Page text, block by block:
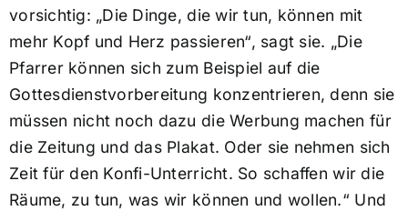
vorsichtig: „Die Dinge, die wir tun, können mit
mehr Kopf und Herz passieren“, sagt sie. „Die
Pfarrer können sich zum Beispiel auf die
Gottesdienstvorbereitung konzentrieren, denn sie
müssen nicht noch dazu die Werbung machen für
die Zeitung und das Plakat. Oder sie nehmen sich
Zeit für den Konfi-Unterricht. So schaffen wir die
Räume, zu tun, was wir können und wollen.“ Und